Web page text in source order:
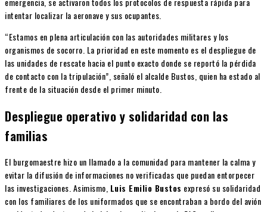
intentar localizar la aeronave y sus ocupantes.
“Estamos en plena articulación con las autoridades militares y los
organismos de socorro. La prioridad en este momento es el despliegue de
las unidades de rescate hacia el punto exacto donde se reportó la pérdida
de contacto con la tripulación”, señaló el alcalde Bustos, quien ha estado al
frente de la situación desde el primer minuto.
Despliegue operativo y solidaridad con las
familias
El burgomaestre hizo un llamado a la comunidad para mantener la calma y
evitar la difusión de informaciones no verificadas que puedan entorpecer
las investigaciones. Asimismo, Luis Emilio Bustos expresó su solidaridad
con los familiares de los uniformados que se encontraban a bordo del avión